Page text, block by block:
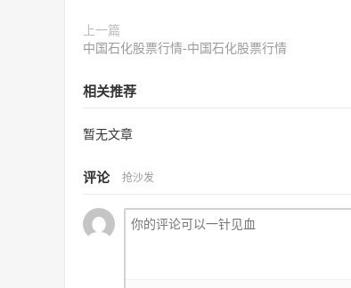
上一篇
中国石化股票行情-中国石化股票行情
相关推荐
暂无文章
评论 抢沙发